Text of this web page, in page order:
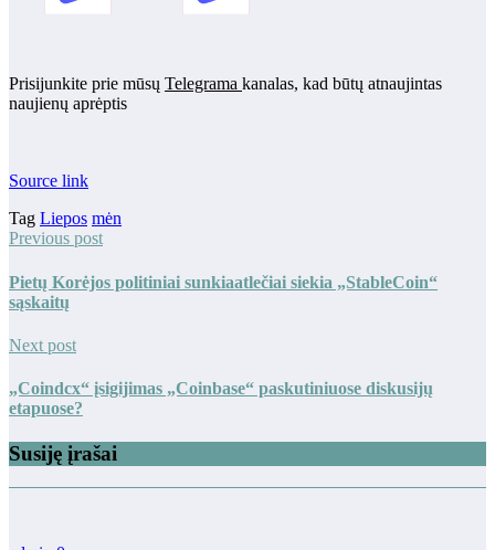
Prisijunkite prie mūsų Telegrama kanalas, kad būtų atnaujintas
naujienų aprėptis
Source link
Tag Liepos mėn
Previous post
Pietų Korėjos politiniai sunkiaatlečiai siekia „StableCoin“
sąskaitų
Next post
„Coindcx“ įsigijimas „Coinbase“ paskutiniuose diskusijų
etapuose?
Susiję įrašai